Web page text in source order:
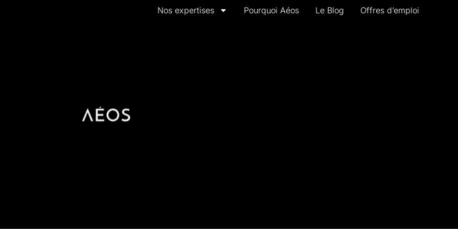
Nos expertises Pourquoi Aéos Le Blog Offres d’emploi